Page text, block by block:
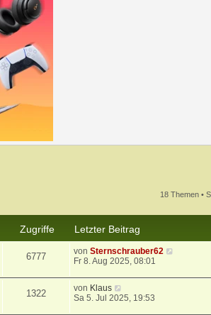
18 Themen •
Zugriffe
Letzter Beitrag
6777 vonSternschrauber62
Fr 8. Aug 2025, 08:01
1322 von Klaus
Sa 5. Jul 2025, 19:53